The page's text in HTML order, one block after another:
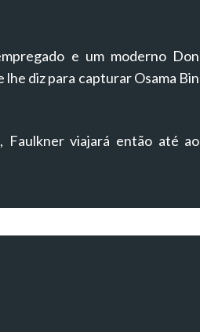
e um moderno Don
diz para capturar Osama Bin
Faulkner viajará então até ao